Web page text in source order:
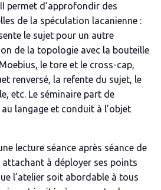
permet d’approfondir des
de la spéculation lacanienne :
le sujet pour un autre
de la topologie avec la bouteille
le tore et le cross-cap,
renversé, la refente du sujet, le
etc. Le séminaire part de
langage et conduit à l’objet
lecture séance après séance de
attachant à déployer ses points
l’atelier soit abordable à tous